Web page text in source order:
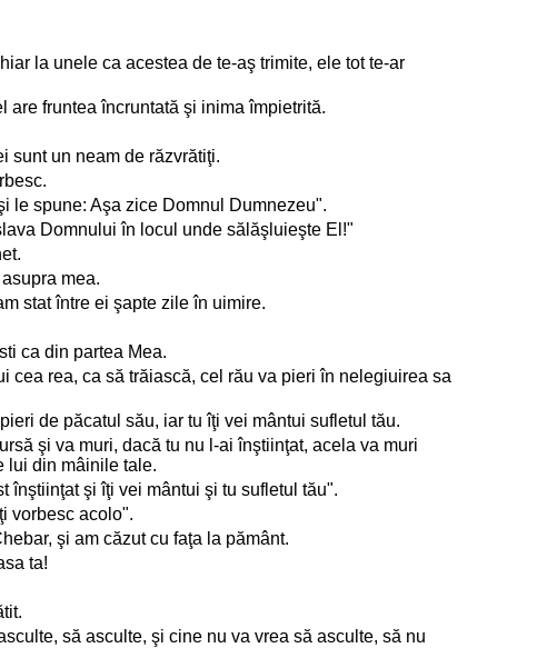
la unele ca acestea de te-aş trimite, ele tot te-ar
are fruntea încruntată şi inima împietrită.
sunt un neam de răzvrătiţi.
le spune: Aşa zice Domnul Dumnezeu".
Domnului în locul unde sălăşluieşte El!"
mea.
stat între ei şapte zile în uimire.
ca din partea Mea.
cea rea, ca să trăiască, cel rău va pieri în nelegiuirea sa
de păcatul său, iar tu îţi vei mântui sufletul tău.
şi va muri, dacă tu nu l-ai înştiinţat, acela va muri
lui din mâinile tale.
înştiinţat şi îţi vei mântui şi tu sufletul tău".
vorbesc acolo".
şi am căzut cu faţa la pământ.
ta!
să asculte, şi cine nu va vrea să asculte, să nu